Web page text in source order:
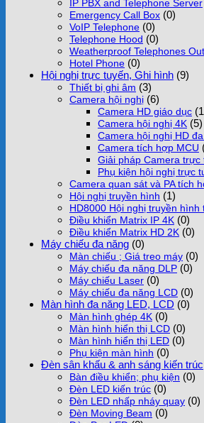
IP PBX and Telephone Server
Emergency Call Box (0)
VoIP Telephone (0)
Telephone Hood (0)
Weatherproof Telephones
Hotel Phone (0)
Hội nghị trực tuyến, Ghi hình (9)
Thiết bị ghi âm (3)
Camera hội nghị (6)
Camera HD giáo dục
Camera hội nghị 4K (5)
Camera hội nghị HD
Camera tích hợp MCU
Giải pháp Camera trực
Phụ kiện hội nghị trực
Camera quan sát và PA tích
Hội nghị truyền hình (1)
HD8000 Hội nghị truyền hình
Điều khiển Matrix IP 4K (0)
Điều khiển Matrix HD 2K (0)
Máy chiếu đa năng (0)
Màn chiếu ; Giá treo máy (0)
Máy chiếu đa năng DLP (0)
Máy chiếu Laser (0)
Máy chiếu đa năng LCD (0)
Màn hình đa năng LED, LCD (0)
Màn hình ghép 4K (0)
Màn hình hiển thị LCD (0)
Màn hình hiển thị LED (0)
Phụ kiện màn hình (0)
Đèn sân khấu & anh sáng kiến trúc
Bàn điều khiển; phụ kiện (0)
Đèn LED kiến trúc (0)
Đèn LED nhấp nháy quay (0)
Đèn Moving Beam (0)